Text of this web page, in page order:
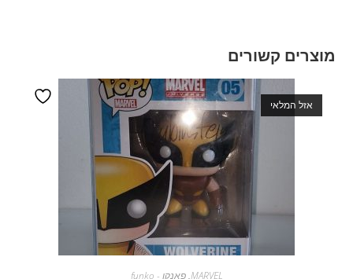
מוצרים קשורים
אזל המלאי
מידע נוסףMARVEL
,פאנקו - funko